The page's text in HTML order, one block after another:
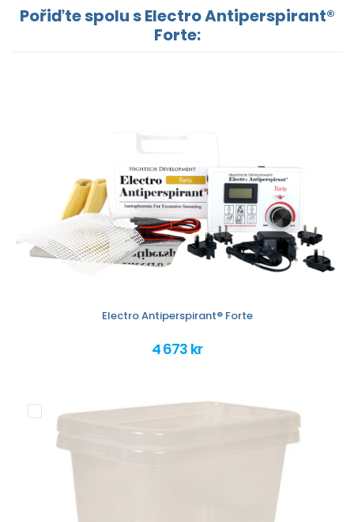
Pořiďte spolu s Electro Antiperspirant®
Forte:
Electro Antiperspirant® Forte
4 673 kr